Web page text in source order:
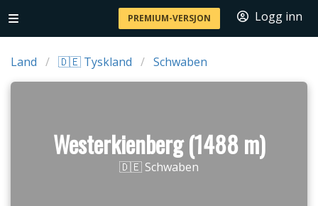
PREMIUM-VERSJON Logg inn
Land 🇩🇪 Tyskland Schwaben
Westerkienberg (1488 m)
🇩🇪 Schwaben